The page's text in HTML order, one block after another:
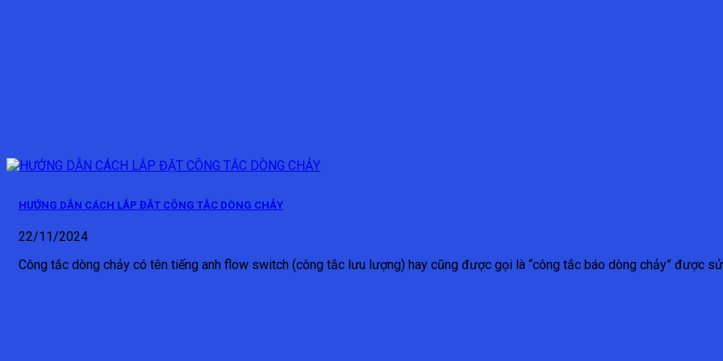
HƯỚNG DẪN CÁCH LẮP ĐẶT CÔNG TẮC DÒNG CHẢY
22/11/2024
Công tắc dòng chảy có tên tiếng anh flow switch (công tắc lưu lượng) hay cũng được gọi là “công tắc báo dòng chảy” được